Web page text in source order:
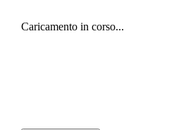
Caricamento in corso...